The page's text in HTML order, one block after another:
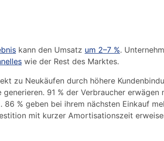
kann den Umsatz um 2–7 %.
wie der Rest des Marktes.
zu Neukäufen durch höhere
91 % der Verbraucher
. 86 % geben bei ihrem nächsten Einkauf
mit kurzer Amortisationszeit